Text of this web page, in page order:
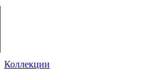
Коллекции